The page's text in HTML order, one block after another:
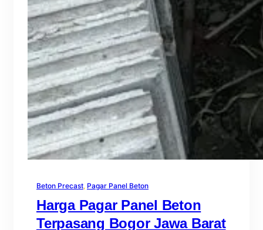
Beton Precast, Pagar Panel Beton
Harga Pagar Panel Beton
Terpasang Bogor Jawa Barat